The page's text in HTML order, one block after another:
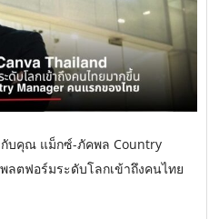
กับคุณ แม็กซ์-ภัคพล Country
ลตฟอร์มระดับโลกเข้าถึงคนไทย